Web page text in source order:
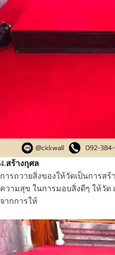
4.สร้างกุศล
การถวายสิ่งของให้วัดเป็นการส
ความสุข ในการมอบสิ่งดีๆ ให้วั
จากการให้